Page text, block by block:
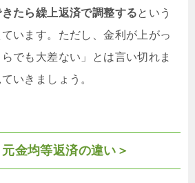
たら繰上返済で調整するという
います。ただし、金利が上がっ
でも大差ない」とは言い切れま
いきましょう。
金均等返済の違い＞